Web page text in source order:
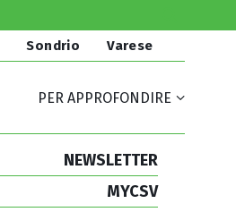
Sondrio Varese
PER APPROFONDIRE
NEWSLETTER
MYCSV